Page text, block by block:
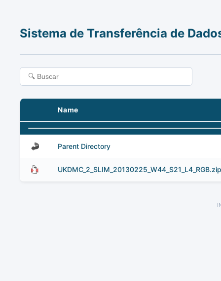
Sistema de Transferência de
Name
Parent Directory
UKDMC_2_SLIM_20130225_W44_S21_L4_RGB.zip